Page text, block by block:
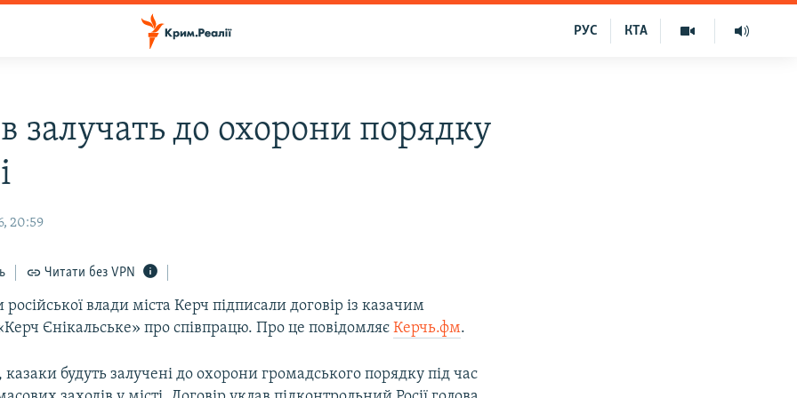
КТА
РУС
залучать до охорони порядку
20:59
Читати без VPN
влади міста Керч підписали договір із казачим
Єнікальське» про співпрацю. Про це повідомляєКерчь.фм.
будуть залучені до охорони громадського порядку під час